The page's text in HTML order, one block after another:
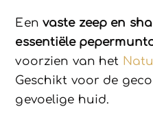
Een vaste zeep en
essentiële
voorzien van het
Geschikt voor de
gevoelige huid.